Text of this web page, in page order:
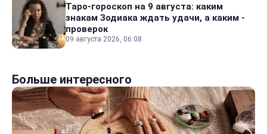
Таро-гороскоп на 9 августа: каким
знакам Зодиака ждать удачи, а каким -
проверок
09 августа 2026, 06:08
Больше интересного